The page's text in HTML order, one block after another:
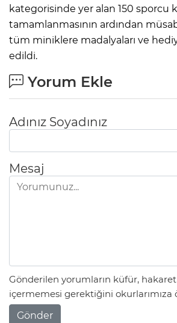
kategorisinde yer alan 150 sporcu
tamamlanmasının ardından
tüm miniklere madalyaları ve
edildi.
Yorum Ekle
Adınız Soyadınız
Mesaj
Gönderilen yorumların küfür,
içermemesi gerektiğini okurlarımıza
Gönder